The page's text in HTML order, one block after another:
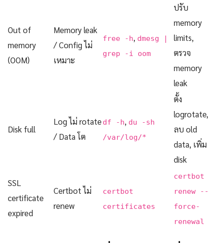
Out of
memory
(OOM)
Memory leak
/ Config ไม่
เหมาะ
free -h, dmesg |
grep -i oom
ปรับ
memory
limits,
ตรวจ
memory
leak
Disk full
Log ไม่ rotate
/ Data โต
df -h, du -sh
/var/log/*
ตั้ง
logrotate,
ลบ old
data, เพิ่ม
disk
SSL
certificate
expired
Certbot ไม่
renew
certbot
certificates
certbot
renew --
force-
renewal